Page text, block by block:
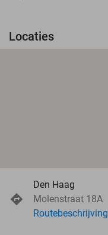
Locaties
Den Haag
Molenstraat 18A
Routebeschrijving